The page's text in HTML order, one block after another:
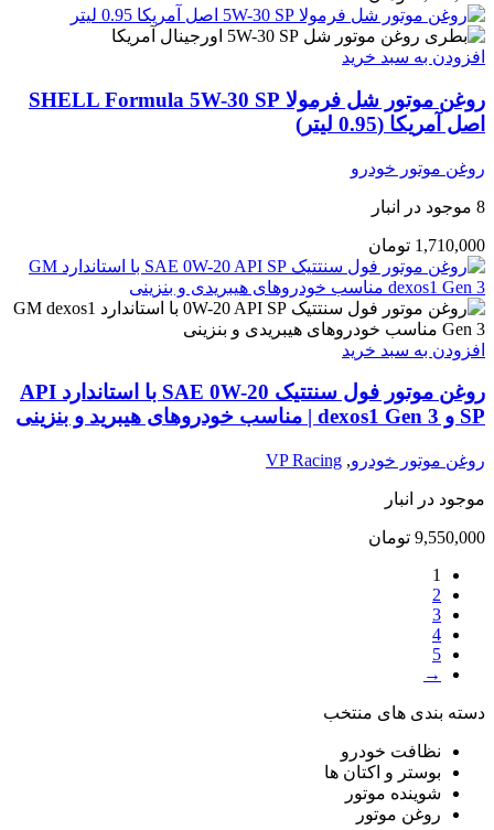
افزودن به سبد خرید
روغن موتور شل فرمولا SHELL Formula 5W-30 SP
اصل آمریکا (0.95 لیتر)
روغن موتور خودرو
8 موجود در انبار
1,710,000 تومان
افزودن به سبد خرید
روغن موتور فول سنتتیک SAE 0W-20 با استاندارد API
SP و dexos1 Gen 3 | مناسب خودروهای هیبرید و بنزینی
روغن موتور خودرو,
VP Racing
موجود در انبار
9,550,000 تومان
1
2
3
4
5
→
دسته بندی های منتخب
نظافت خودرو
بوستر و اکتان ها
شوینده موتور
روغن موتور